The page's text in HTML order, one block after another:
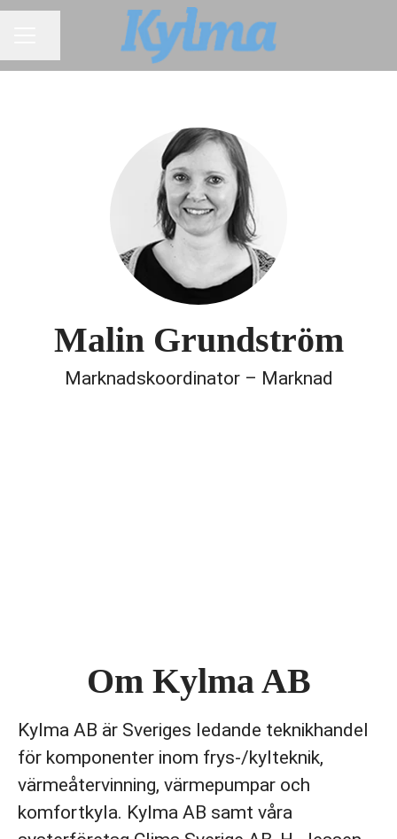
Malin Grundström
Marknadskoordinator – Marknad
Om Kylma AB
Kylma AB är Sveriges ledande teknikhandel
för komponenter inom frys-/kylteknik,
värmeåtervinning, värmepumpar och
komfortkyla. Kylma AB samt våra